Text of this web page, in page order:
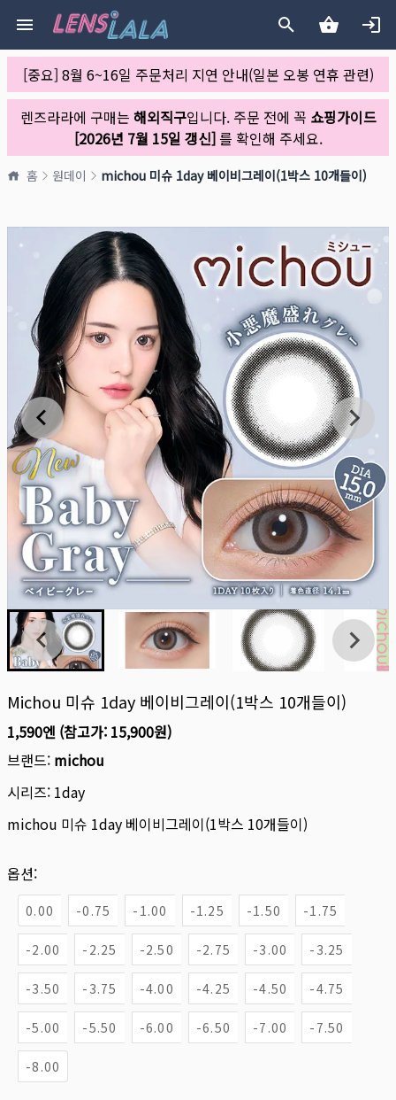
[중요] 8월 6~16일 주문처리 지연 안내(일본 오봉 연휴 관련)
렌즈라라에 구매는 해외직구입니다. 주문 전에 꼭 쇼핑가이드
[2026년 7월 15일 갱신]를 확인해 주세요.
홈 원데이 michou 미슈 1day 베이비그레이(1박스 10개들이)
Michou 미슈 1day 베이비그레이(1박스 10개들이)
1,590엔 (참고가: 15,900원)
브랜드: michou
시리즈: 1day
michou 미슈 1day 베이비그레이(1박스 10개들이)
옵션:
0.00 -0.75 -1.00 -1.25 -1.50 -1.75
-2.00 -2.25 -2.50 -2.75 -3.00 -3.25
-3.50 -3.75 -4.00 -4.25 -4.50 -4.75
-5.00 -5.50 -6.00 -6.50 -7.00 -7.50
-8.00